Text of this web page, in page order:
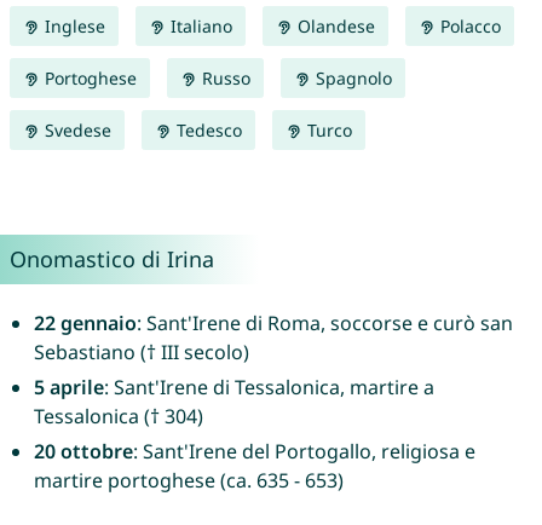
Inglese Italiano Olandese Polacco
Portoghese Russo Spagnolo
Svedese Tedesco Turco
Onomastico di Irina
22 gennaio: Sant'Irene di Roma, soccorse e curò san
Sebastiano († III secolo)
5 aprile: Sant'Irene di Tessalonica, martire a
Tessalonica († 304)
20 ottobre: Sant'Irene del Portogallo, religiosa e
martire portoghese (ca. 635 - 653)